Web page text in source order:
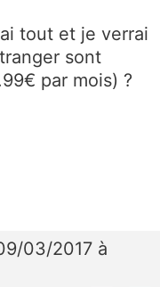
tout et je verrai
sont
par mois) ?
03/2017 à